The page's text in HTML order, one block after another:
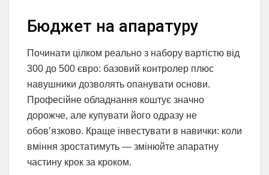
Бюджет на апаратуру
Починати цілком реально з набору вартістю від
300 до 500 євро: базовий контролер плюс
навушники дозволять опанувати основи.
Професійне обладнання коштує значно
дорожче, але купувати його одразу не
обов’язково. Краще інвестувати в навички: коли
вміння зростатимуть — змінюйте апаратну
частину крок за кроком.